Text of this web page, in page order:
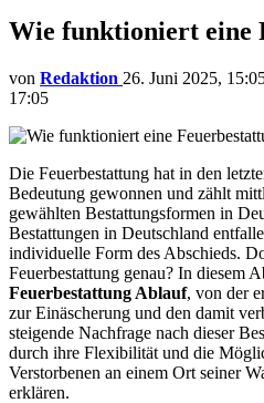
Wie funktioniert eine
von Redaktion 26. Juni 2025,
17:05
Die Feuerbestattung hat in den
Bedeutung gewonnen und zählt
gewählten Bestattungsformen in
Bestattungen in Deutschland
individuelle Form des Abschieds.
Feuerbestattung genau? In diesem
Feuerbestattung Ablauf, von der
zur Einäscherung und den damit
steigende Nachfrage nach dieser
durch ihre Flexibilität und die
Verstorbenen an einem Ort seiner
erklären.